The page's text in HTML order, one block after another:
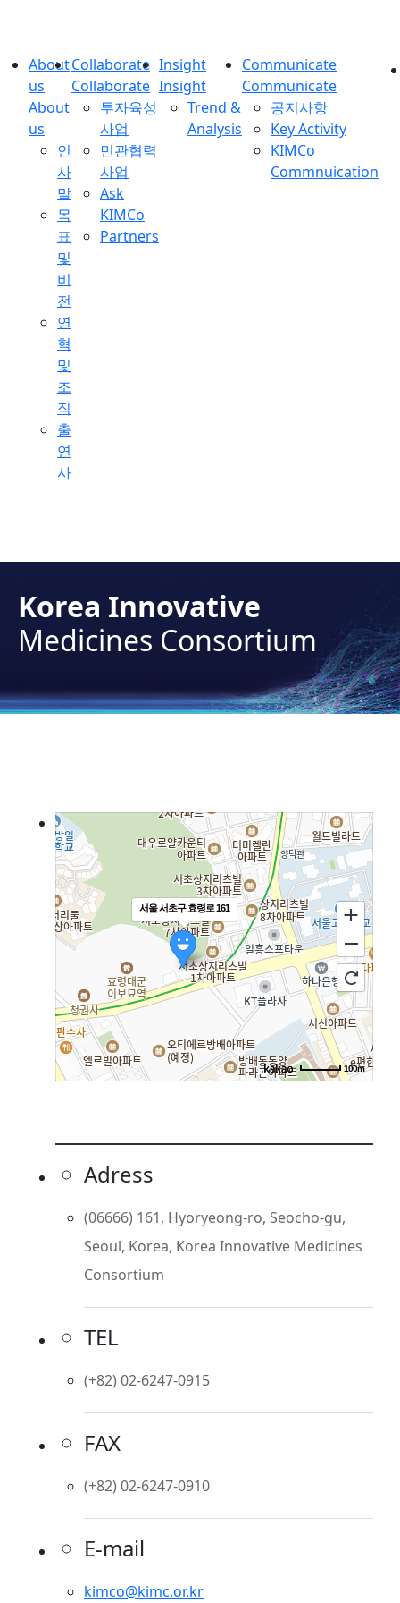
About
us
About
us
인
사
말
목
표
및
비
전
연
혁
및
조
직
출
연
사
Collaborate
Collaborate
투자육성
사업
민관협력
사업
Ask
KIMCo
Partners
Insight
Insight
Trend &
Analysis
Communicate
Communicate
공지사항
Key Activity
KIMCo
Commnuication
Korea Innovative
Medicines Consortium
서울 서초구 효령로 161
100m
Adress
(06666) 161, Hyoryeong-ro, Seocho-gu,
Seoul, Korea, Korea Innovative Medicines
Consortium
TEL
(+82) 02-6247-0915
FAX
(+82) 02-6247-0910
E-mail
kimco@kimc.or.kr